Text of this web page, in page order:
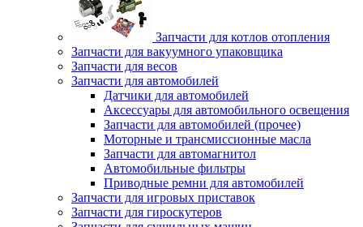
Запчасти для котлов отопления
Запчасти для вакуумного упаковщика
Запчасти для весов
Запчасти для автомобилей
Датчики для автомобилей
Аксессуары для автомобильного освещения
Запчасти для автомобилей (прочее)
Моторные и трансмиссионные масла
Запчасти для автомагнитол
Автомобильные фильтры
Приводные ремни для автомобилей
Запчасти для игровых приставок
Запчасти для гироскутеров